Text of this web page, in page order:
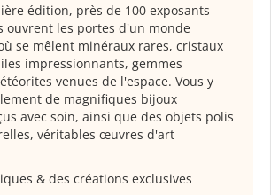
édition, près de 100 exposants
ouvrent les portes d'un monde
se mêlent minéraux rares, cristaux
impressionnants, gemmes
venues de l'espace. Vous y
de magnifiques bijoux
avec soin, ainsi que des objets polis
véritables œuvres d'art
& des créations exclusives